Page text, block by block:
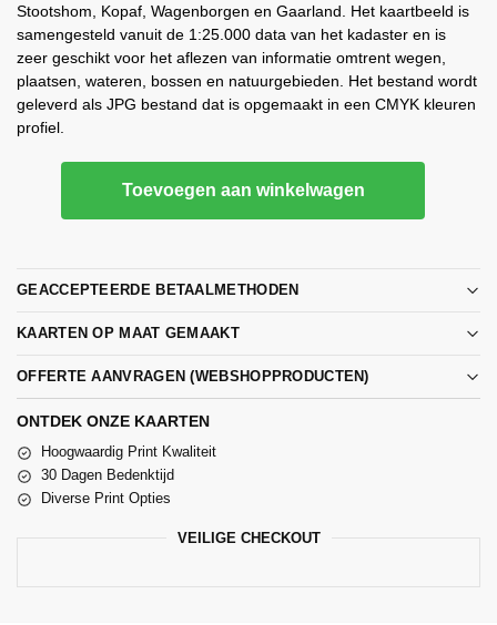
Stootshom, Kopaf, Wagenborgen en Gaarland. Het kaartbeeld is
samengesteld vanuit de 1:25.000 data van het kadaster en is
zeer geschikt voor het aflezen van informatie omtrent wegen,
plaatsen, wateren, bossen en natuurgebieden. Het bestand wordt
geleverd als JPG bestand dat is opgemaakt in een CMYK kleuren
profiel.
Toevoegen aan winkelwagen
GEACCEPTEERDE BETAALMETHODEN
KAARTEN OP MAAT GEMAAKT
OFFERTE AANVRAGEN (WEBSHOPPRODUCTEN)
ONTDEK ONZE KAARTEN
Hoogwaardig Print Kwaliteit
30 Dagen Bedenktijd
Diverse Print Opties
VEILIGE CHECKOUT